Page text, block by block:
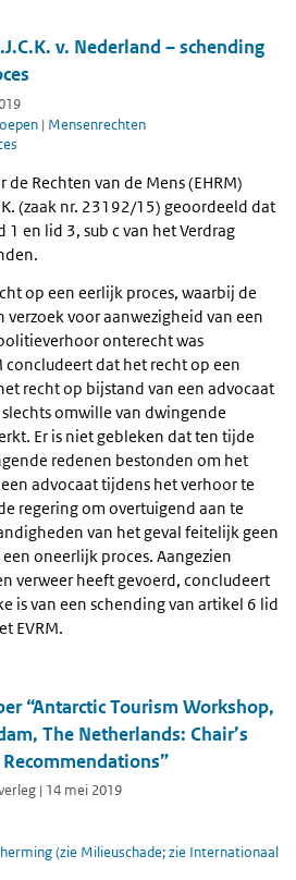
v. Nederland – schending
| Mensenrechten
de Rechten van de Mens (EHRM)
(zaak nr. 23192/15) geoordeeld dat
en lid 3, sub c van het Verdrag
op een eerlijk proces, waarbij de
verzoek voor aanwezigheid van een
onterecht was
concludeert dat het recht op een
recht op bijstand van een advocaat
omwille van dwingende
Er is niet gebleken dat ten tijde
redenen bestonden om het
advocaat tijdens het verhoor te
regering om overtuigend aan te
van het geval feitelijk geen
oneerlijk proces. Aangezien
verweer heeft gevoerd, concludeert
is van een schending van artikel 6 lid
EVRM.
“Antarctic Tourism Workshop,
The Netherlands: Chair’s
| 14 mei 2019
(zie Milieuschade; zie Internationaal